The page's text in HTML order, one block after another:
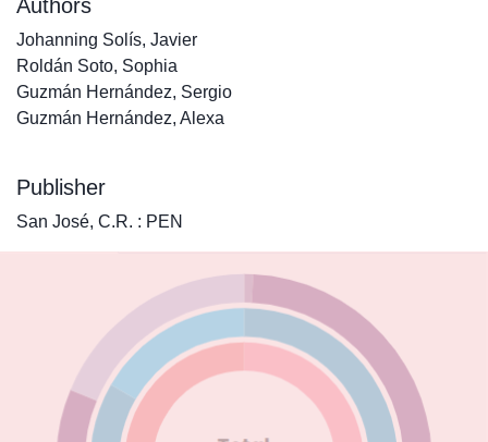
Authors
Johanning Solís, Javier
Roldán Soto, Sophia
Guzmán Hernández, Sergio
Guzmán Hernández, Alexa
Publisher
San José, C.R. : PEN